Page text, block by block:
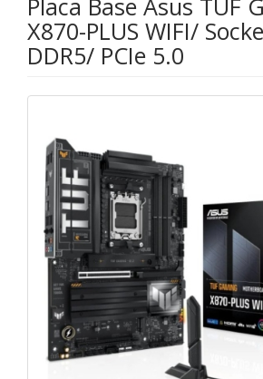
Placa Base Asus TUF
X870-PLUS WIFI/
DDR5/ PCIe 5.0